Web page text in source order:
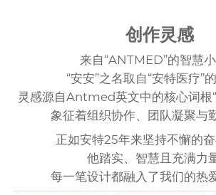
创作灵感
来自“ANTMED”的智慧
“安安”之名取自“安特医疗”
灵感源自Antmed英文中的核心词根
象征着组织协作、团队凝聚与
正如安特25年来坚持不懈的奋
他踏实、智慧且充满力
每一笔设计都融入了我们的热